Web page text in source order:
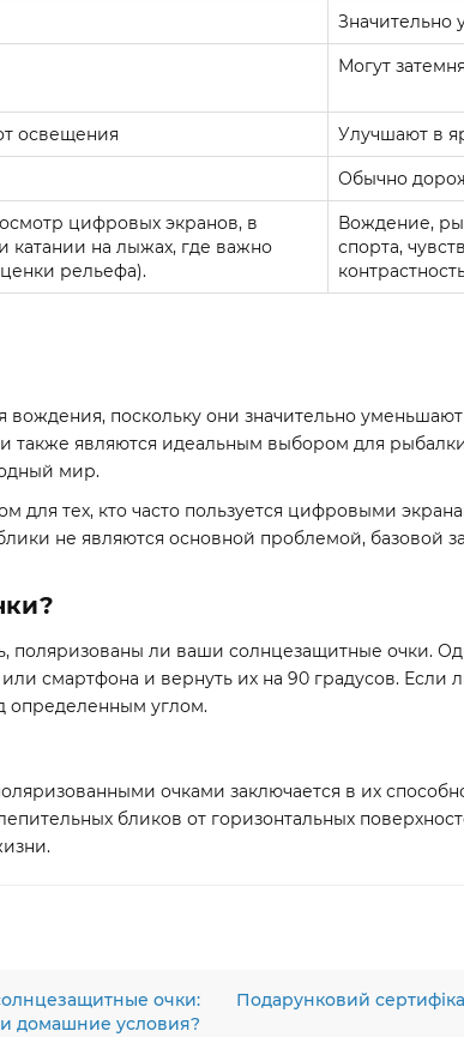
Значительно
Могут
освещения Улучшают в
Обычно
цифровых экранов, в
катании на лыжах, где важно
рельефа).
Вождение,
спорта,
поскольку они значительно
являются идеальным выбором для
мир.
тех, кто часто пользуется цифровыми
не являются основной проблемой, базовой
поляризованы ли ваши солнцезащитные очки.
смартфона и вернуть их на 90 градусов. Если
определенным углом.
очками заключается в их
бликов от горизонтальных
очки:
домашние условия?
Подарунковий